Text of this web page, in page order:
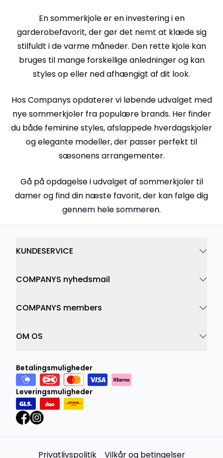
En sommerkjole er en investering i en
garderobefavorit, der gør det nemt at klæde sig
stilfuldt i de varme måneder. Den rette kjole kan
bruges til mange forskellige anledninger og kan
styles op eller ned afhængigt af dit look.
Hos Companys opdaterer vi løbende udvalget med
nye sommerkjoler fra populære brands. Her finder
du både feminine styles, afslappede hverdagskjoler
og elegante modeller, der passer perfekt til
sæsonens arrangementer.
Gå på opdagelse i udvalget af sommerkjoler til
damer og find din næste favorit, der kan følge dig
gennem hele sommeren.
KUNDESERVICE
COMPANYS nyhedsmail
COMPANYS members
OM OS
Betalingsmuligheder
Leveringsmuligheder
Privatlivspolitik Vilkår og betingelser